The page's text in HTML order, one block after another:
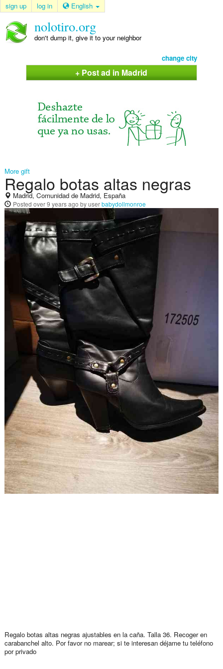
sign up log in English
nolotiro.org
don't dump it, give it to your neighbor
change city
+ Post ad in Madrid
More gift
Regalo botas altas negras
Madrid, Comunidad de Madrid, España
Posted over 9 years ago by userbabydollmonroe
Regalo botas altas negras ajustables en la caña. Talla 36. Recoger en
carabanchel alto. Por favor no marear; si te interesan déjame tu teléfono
por privado